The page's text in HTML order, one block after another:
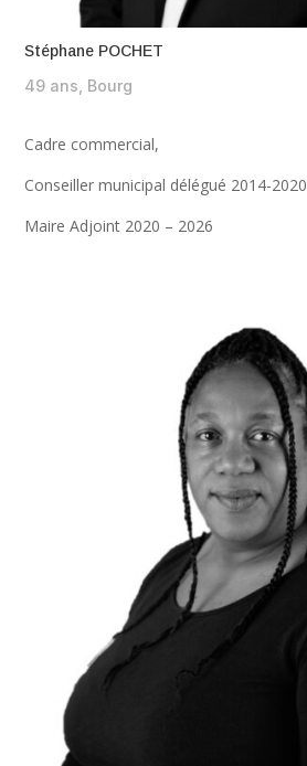
Stéphane POCHET
49 ans, Bourg
Cadre commercial,
Conseiller municipal délégué 2014-2020
Maire Adjoint 2020 – 2026